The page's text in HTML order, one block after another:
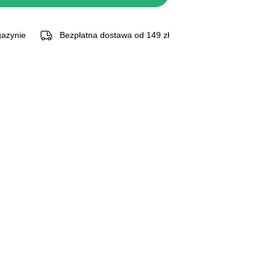
Bezpłatna dostawa od 149 zł